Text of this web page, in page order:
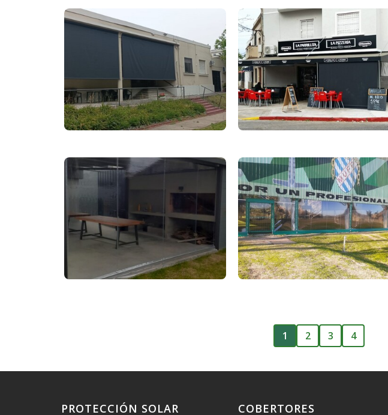
1 2 3 4
PROTECCIÓN SOLAR COBERTORES